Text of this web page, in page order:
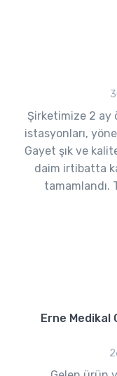
Şirketimize 2 ay
istasyonları,
Gayet şık ve
daim irtibatta
tamamlandı.
Erne Medikal